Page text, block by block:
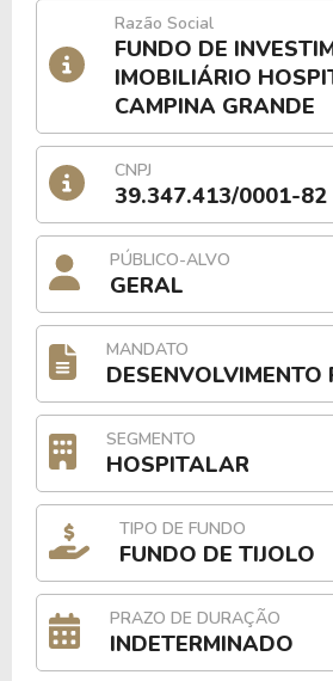
Razão Social
FUNDO DE
IMOBILIÁRIO
CAMPINA GRANDE
CNPJ
39.347.413/0001-82
PÚBLICO-ALVO
GERAL
MANDATO
DESENVOLVIMENTO
SEGMENTO
HOSPITALAR
TIPO DE FUNDO
FUNDO DE TIJOLO
PRAZO DE DURAÇÃO
INDETERMINADO